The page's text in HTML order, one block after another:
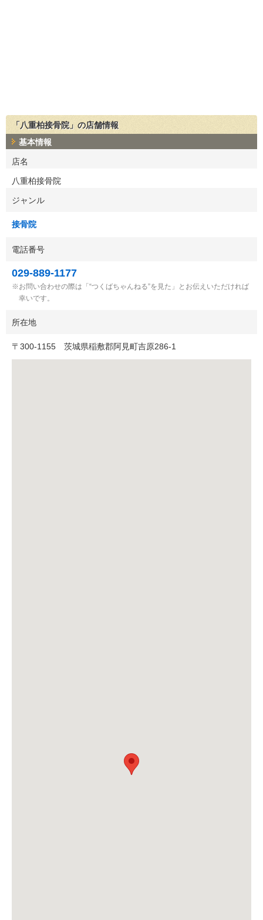
「八重柏接骨院」の店舗情報
基本情報
店名
八重柏接骨院
ジャンル
接骨院
電話番号
029-889-1177
お問い合わせの際は「“つくばちゃんねる”を見た」とお伝えいただければ
幸いです。
所在地
〒 300-1155 茨城県稲敷郡阿見町吉原286-1